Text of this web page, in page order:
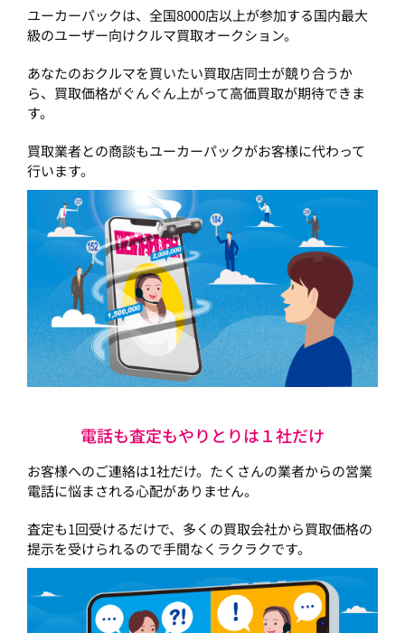
ユーカーパックは、全国8000店以上が参加する国内最大
級のユーザー向けクルマ買取オークション。
あなたのおクルマを買いたい買取店同士が競り合うか
ら、買取価格がぐんぐん上がって高価買取が期待できま
す。
買取業者との商談もユーカーパックがお客様に代わって
行います。
電話も査定もやりとりは１社だけ
お客様へのご連絡は1社だけ。たくさんの業者からの営業
電話に悩まされる心配がありません。
査定も1回受けるだけで、多くの買取会社から買取価格の
提示を受けられるので手間なくラクラクです。